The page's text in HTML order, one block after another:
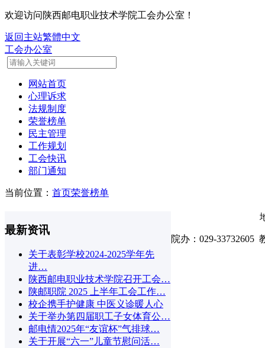
欢迎访问陕西邮电职业技术学院工会办公室！
返回主站繁體中文
工会办公室
网站首页
心理诉求
法规制度
荣誉榜单
民主管理
工作规划
工会快讯
部门通知
当前位置： 首页荣誉榜单
最新资讯
关于表彰学校2024-2025学年先
进…
陕西邮电职业技术学院召开工会…
陕邮职院 2025 上半年工会工作…
校企携手护健康 中医义诊暖人心
关于举办第四届职工子女体育公…
邮电情2025年“友谊杯”气排球…
关于开展“六一”儿童节慰问活…
院办：029-33732605